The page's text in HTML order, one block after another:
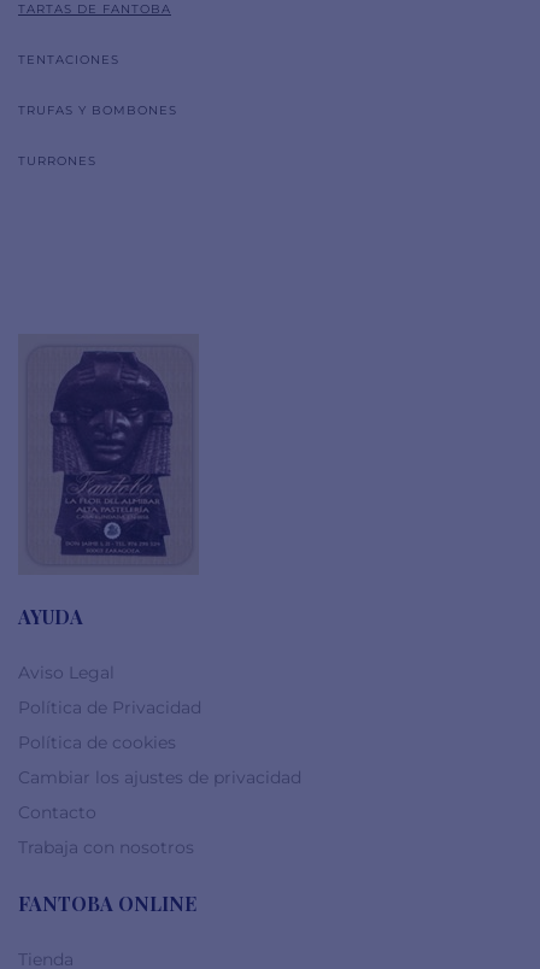
TARTAS DE FANTOBA
TENTACIONES
TRUFAS Y BOMBONES
TURRONES
AYUDA
Aviso Legal
Política de Privacidad
Política de cookies
Cambiar los ajustes de privacidad
Contacto
Trabaja con nosotros
FANTOBA ONLINE
Tienda